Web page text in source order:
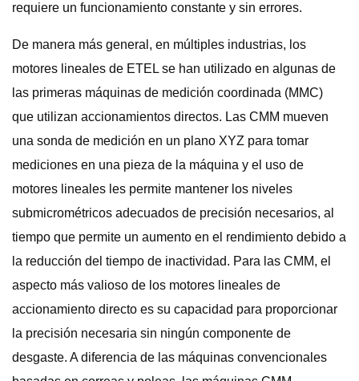
requiere un funcionamiento constante y sin errores.
De manera más general, en múltiples industrias, los
motores lineales de ETEL se han utilizado en algunas de
las primeras máquinas de medición coordinada (MMC)
que utilizan accionamientos directos. Las CMM mueven
una sonda de medición en un plano XYZ para tomar
mediciones en una pieza de la máquina y el uso de
motores lineales les permite mantener los niveles
submicrométricos adecuados de precisión necesarios, al
tiempo que permite un aumento en el rendimiento debido a
la reducción del tiempo de inactividad. Para las CMM, el
aspecto más valioso de los motores lineales de
accionamiento directo es su capacidad para proporcionar
la precisión necesaria sin ningún componente de
desgaste. A diferencia de las máquinas convencionales